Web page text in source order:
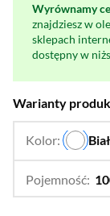
Wyrównamy
znajdziesz w
sklepach
dostępny w
Warianty
Kolor:
Pojemność: